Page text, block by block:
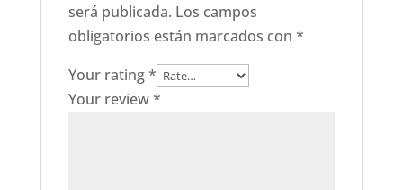
será publicada. Los campos
obligatorios están marcados con *
Your rating*
Your review*